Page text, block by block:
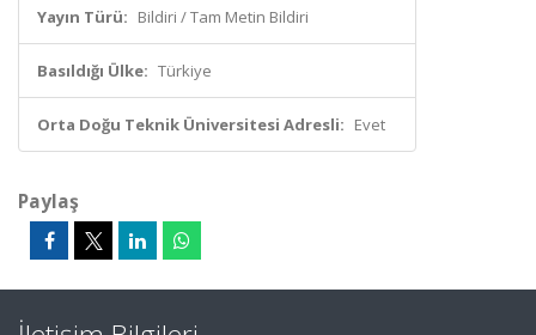
Yayın Türü: Bildiri / Tam Metin Bildiri
Basıldığı Ülke: Türkiye
Orta Doğu Teknik Üniversitesi Adresli: Evet
Paylaş